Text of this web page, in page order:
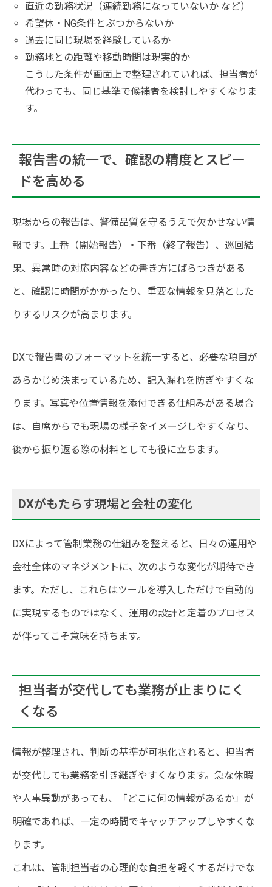
直近の勤務状況（連続勤務になっていないか など）
希望休・NG条件とぶつからないか
過去に同じ現場を経験しているか
勤務地との距離や移動時間は現実的か
こうした条件が画面上で整理されていれば、担当者が
代わっても、同じ基準で候補者を検討しやすくなりま
す。
報告書の統一で、確認の精度とスピー
ドを高める
現場からの報告は、警備品質を守るうえで欠かせない情
報です。上番（開始報告）・下番（終了報告）、巡回結
果、異常時の対応内容などの書き方にばらつきがある
と、確認に時間がかかったり、重要な情報を見落とした
りするリスクが高まります。
DXで報告書のフォーマットを統一すると、必要な項目が
あらかじめ決まっているため、記入漏れを防ぎやすくな
ります。写真や位置情報を添付できる仕組みがある場合
は、自席からでも現場の様子をイメージしやすくなり、
後から振り返る際の材料としても役に立ちます。
DXがもたらす現場と会社の変化
DXによって管制業務の仕組みを整えると、日々の運用や
会社全体のマネジメントに、次のような変化が期待でき
ます。ただし、これらはツールを導入しただけで自動的
に実現するものではなく、運用の設計と定着のプロセス
が伴ってこそ意味を持ちます。
担当者が交代しても業務が止まりにく
くなる
情報が整理され、判断の基準が可視化されると、担当者
が交代しても業務を引き継ぎやすくなります。急な休暇
や人事異動があっても、「どこに何の情報があるか」が
明確であれば、一定の時間でキャッチアップしやすくな
ります。
これは、管制担当者の心理的な負担を軽くするだけでな